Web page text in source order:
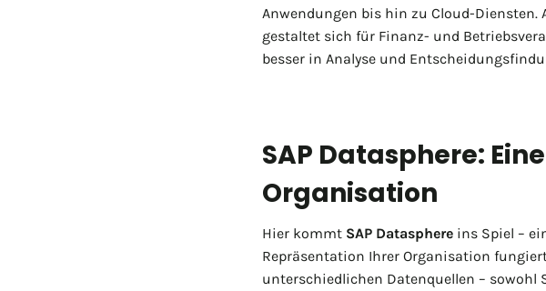
Anwendungen bis hin zu Cloud-
gestaltet sich für Finanz- und
besser in Analyse und
SAP Datasphere:
Organisation
Hier kommt SAP Datasphere ins Spiel –
Repräsentation Ihrer Organisation
unterschiedlichen Datenquellen – sowohl